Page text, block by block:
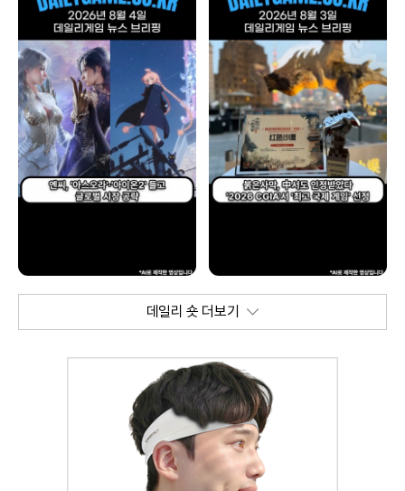
데일리 숏 더보기